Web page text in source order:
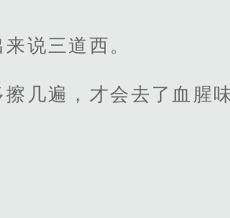
说三道西。
几遍，才会去了血腥